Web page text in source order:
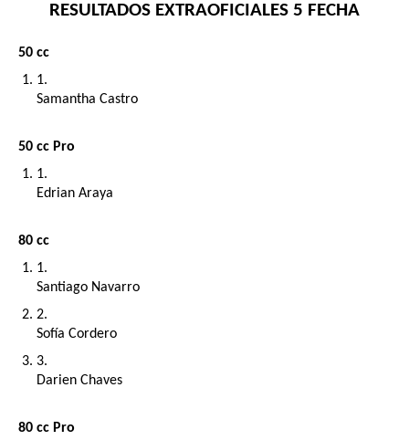
RESULTADOS EXTRAOFICIALES 5 FECHA
50 cc
Samantha Castro
50 cc Pro
Edrian Araya
80 cc
Santiago Navarro
Sofía Cordero
Darien Chaves
80 cc Pro